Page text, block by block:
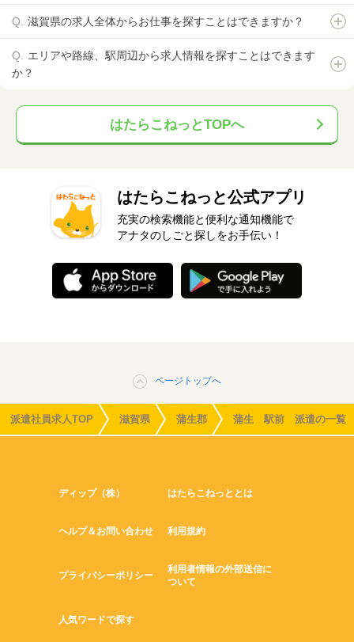
滋賀県の求人全体からお仕事を探すことはできますか？
エリアや路線、駅周辺から求人情報を探すことはできます
か？
はたらこねっとTOPへ
はたらこねっと公式アプリ
充実の検索機能と便利な通知機能で
アナタのしごと探しをお手伝い！
ページトップへ
派遣社員求人TOP 滋賀県 蒲生郡 蒲生 駅前 派遣の一覧
ディップ（株） はたらこねっととは
ヘルプ＆お問い合わせ 利用規約
プライバシーポリシー
利用者情報の外部送信に
ついて
人気ワードで探す